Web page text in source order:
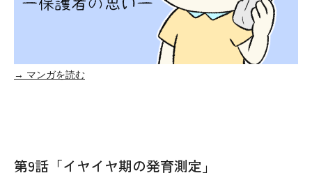
→ マンガを読む
第9話「イヤイヤ期の発育測定」